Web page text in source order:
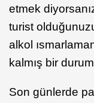
etmek
turist
alkol
kalmış bir
Son günlerde